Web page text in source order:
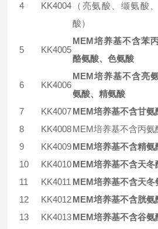
4 KK4004
（亮氨酸、缬氨酸
酸）
5 KK4005
MEM培养基不含苯
酪氨酸、色氨酸
6 KK4006
MEM培养基不含亮
氨酸、精氨酸
7 KK4007MEM培养基不含甘氨
8
KK4008MEM培养基不含丙氨
9
KK4009MEM培养基不含精氨
10
KK4010MEM培养基不含天冬
11
KK4011 MEM培养基不含天冬
12
KK4012MEM培养基不含胱氨
13
KK4013MEM培养基不含谷氨